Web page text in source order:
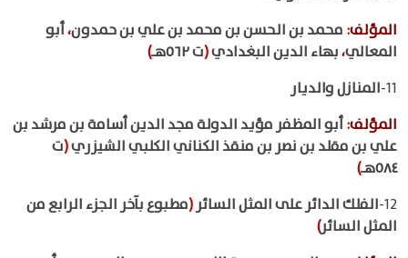
المؤلف: محمد بن الحسن بن محمد بن علي بن حمدون،أبو
المعالي،بهاء الدين البغدادي(ت ٥٦٢هـ
)
11- المنازل والديار
المؤلف:أبو المظفر مؤيد الدولة مجد الدين أسامة بن مرشد بن
علي بن مقلد بن نصر بن منقذ الكناني الكلبي الشيزري(ت
٥٨٤هـ
)
12- الفلك الدائر على المثل السائر(مطبوع بآخر الجزء الرابع من
المثل السائر)